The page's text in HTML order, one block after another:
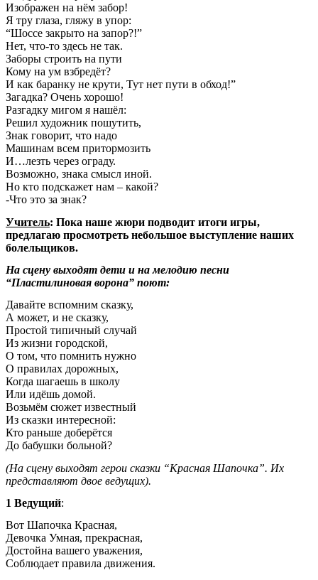
Изображен на нём забор!
Я тру глаза, гляжу в упор:
“Шоссе закрыто на запор?!”
Нет, что-то здесь не так.
Заборы строить на пути
Кому на ум взбредёт?
И как баранку не крути, Тут нет пути в обход!”
Загадка? Очень хорошо!
Разгадку мигом я нашёл:
Решил художник пошутить,
Знак говорит, что надо
Машинам всем притормозить
И…лезть через ограду.
Возможно, знака смысл иной.
Но кто подскажет нам – какой?
-Что это за знак?
Учитель: Пока наше жюри подводит итоги игры,
предлагаю просмотреть небольшое выступление наших
болельщиков.
На сцену выходят дети и на мелодию песни
“Пластилиновая ворона” поют:
Давайте вспомним сказку,
А может, и не сказку,
Простой типичный случай
Из жизни городской,
О том, что помнить нужно
О правилах дорожных,
Когда шагаешь в школу
Или идёшь домой.
Возьмём сюжет известный
Из сказки интересной:
Кто раньше доберётся
До бабушки больной?
(На сцену выходят герои сказки “Красная Шапочка”. Их
представляют двое ведущих).
1 Ведущий:
Вот Шапочка Красная,
Девочка Умная, прекрасная,
Достойна вашего уважения,
Соблюдает правила движения.